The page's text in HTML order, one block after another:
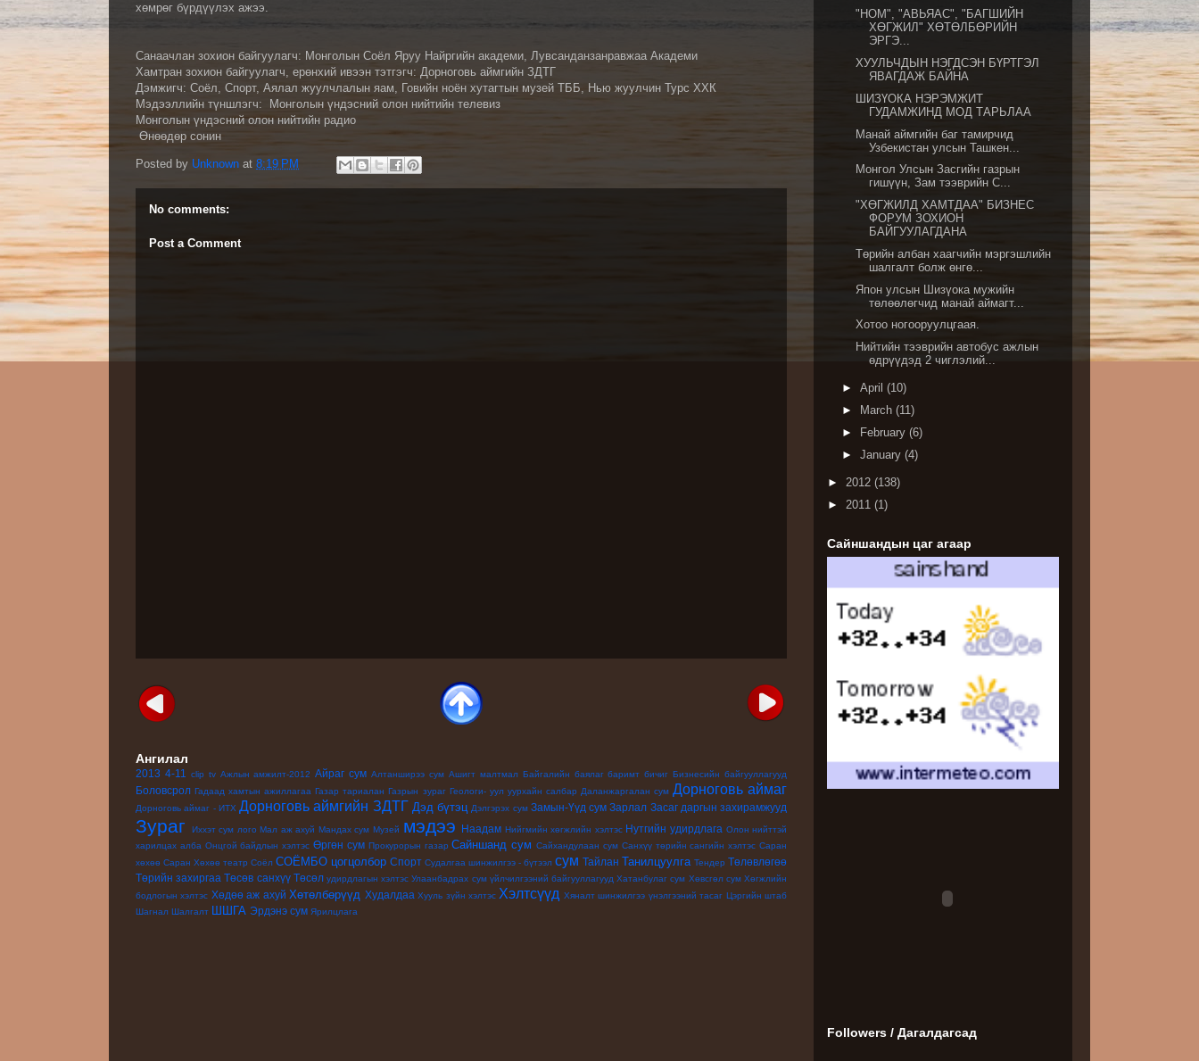
хөмрөг бүрдүүлэх ажээ.
Санаачлан зохион байгуулагч: Монголын Соёл Яруу Найргийн академи, Лувсанданзанравжаа Академи
Хамтран зохион байгуулагч, ерөнхий ивээн тэтгэгч: Дорноговь аймгийн ЗДТГ
Дэмжигч: Соёл, Спорт, Аялал жуулчлалын яам, Говийн ноён хутагтын музей ТББ, Нью жуулчин Турс ХХК
Мэдээллийн түншлэгч: Монголын үндэсний олон нийтийн телевиз
Монголын үндэсний олон нийтийн радио
Өнөөдөр сонин
Posted by Unknown at 8:19 PM
No comments:
Post a Comment
Ангилал
2013 4-11 clip tv Ажлын амжилт-2012 Айраг сум Алтанширээ сум Ашигт малтмал Байгалийн баялаг баримт бичиг Бизнесийн байгууллагууд
Боловсрол Гадаад хамтын ажиллагаа Газар тариалан Газрын зураг Геологи- уул уурхайн салбар Даланжаргалан сум Дорноговь аймаг
Дорноговь аймаг - ИТХ Дорноговь аймгийн ЗДТГ Дэд бүтэц Дэлгэрэх сум Замын-Үүд сум Зарлал Засаг даргын захирамжууд
Зураг Иххэт сум лого Мал аж ахуй Мандах сум Музей мэдээ Наадам Нийгмийн хөгжлийн хэлтэс Нутгийн удирдлага Олон нийттэй
харилцах алба Онцгой байдлын хэлтэс Өргөн сум Прокурорын газар Сайншанд сум Сайхандулаан сум Санхүү төрийн сангийн хэлтэс Саран
хөхөө Саран Хөхөө театр Соёл СОЁМБО цогцолбор Спорт Судалгаа шинжилгээ - бүтээл сум Тайлан Танилцуулга Тендер Төлөвлөгөө
Төрийн захиргаа Төсөв санхүү Төсөл удирдлагын хэлтэс Улаанбадрах сум үйлчилгээний байгууллагууд Хатанбулаг сум Хөвсгөл сум Хөгжлийн
бодлогын хэлтэс Хөдөө аж ахуй Хөтөлбөрүүд Худалдаа Хууль зүйн хэлтэс Хэлтсүүд Хяналт шинжилгээ үнэлгээний тасаг Цэргийн штаб
Шагнал Шалгалт ШШГА Эрдэнэ сум Ярилцлага
"НОМ", "АВЬЯАС", "БАГШИЙН
ХӨГЖИЛ" ХӨТӨЛБӨРИЙН
ЭРГЭ...
ХУУЛЬЧДЫН НЭГДСЭН БҮРТГЭЛ
ЯВАГДАЖ БАЙНА
ШИЗҮОКА НЭРЭМЖИТ
ГУДАМЖИНД МОД ТАРЬЛАА
Манай аймгийн баг тамирчид
Узбекистан улсын Ташкен...
Монгол Улсын Засгийн газрын
гишүүн, Зам тээврийн С...
"ХӨГЖИЛД ХАМТДАА" БИЗНЕС
ФОРУМ ЗОХИОН
БАЙГУУЛАГДАНА
Төрийн албан хаагчийн мэргэшлийн
шалгалт болж өнгө...
Япон улсын Шизүока мужийн
төлөөлөгчид манай аймагт...
Хотоо ногооруулцгаая.
Нийтийн тээврийн автобус ажлын
өдрүүдэд 2 чиглэлий...
► April (10)
►
March (11)
►
February (6)
► January (4)
► 2012 (138)
► 2011 (1)
Сайншандын цаг агаар
Followers / Дагалдагсад